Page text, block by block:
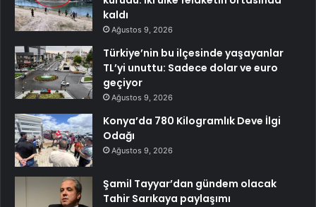
kaldı
Ağustos 9, 2026
Türkiye’nin bu ilçesinde yaşayanlar
TL’yi unuttu: Sadece dolar ve euro
geçiyor
Ağustos 9, 2026
Konya’da 780 Kilogramlık Deve İlgi
Odağı
Ağustos 9, 2026
Şamil Tayyar’dan gündem olacak
Tahir Sarıkaya paylaşımı